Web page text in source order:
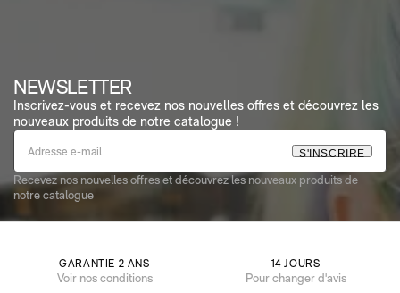
NEWSLETTER
Inscrivez-vous et recevez nos nouvelles offres et découvrez les
nouveaux produits de notre catalogue !
S'INSCRIRE
Recevez nos nouvelles offres et découvrez les nouveaux produits de
notre catalogue
GARANTIE 2 ANS
Voir nos conditions
14 JOURS
Pour changer d'avis